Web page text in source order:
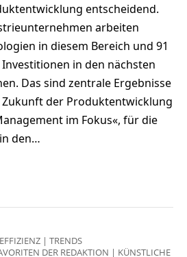
entscheidend.
arbeiten
in diesem Bereich und 91
in den nächsten
Das sind zentrale Ergebnisse
Zukunft der Produktentwicklung
im Fokus«, für die
den…
EFFIZIENZ | TRENDS
DER REDAKTION | KÜNSTLICHE